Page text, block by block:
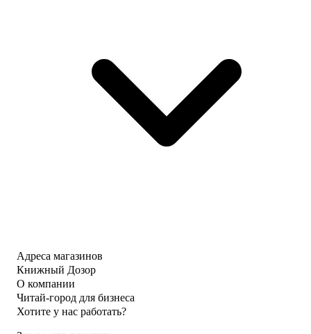
Адреса магазинов
Книжный Дозор
О компании
Читай-город для бизнеса
Хотите у нас работать?